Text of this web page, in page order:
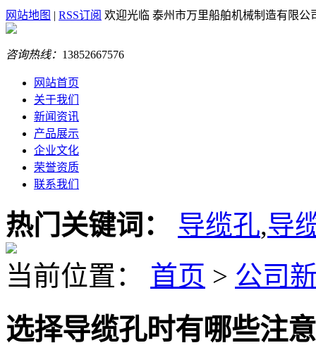
网站地图 | RSS订阅 欢迎光临 泰州市万里船舶机械制造有限公
咨询热线： 13852667576
网站首页
关于我们
新闻资讯
产品展示
企业文化
荣誉资质
联系我们
热门关键词： 导缆孔,导
当前位置：
首页 > 公司
选择导缆孔时有哪些注